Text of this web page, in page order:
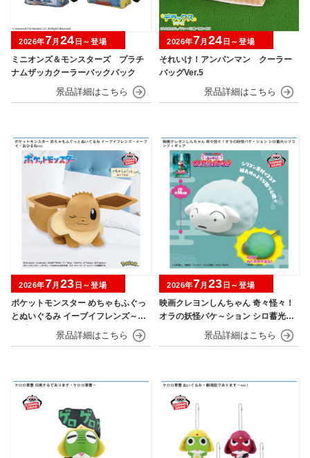
ミニオンズ＆モンスターズ プラチ
ナムザッカクーラーバックパック
2026年7月 24 日～登場
それいけ！アンパンマン クーラー
バッグVer.5
2026年7月 24 日～登場
ポケットモンスター めちゃもふぐっ
とぬいぐるみ イーブイフレンズ～イ
ーブイ～おひるねver.
2026年7月 23 日～登場
映画クレヨンしんちゃん 奇々怪々！
オラの妖怪バケ～ション シロ蓄光シ
リコンフィギュア
2026年7月 23 日～登場